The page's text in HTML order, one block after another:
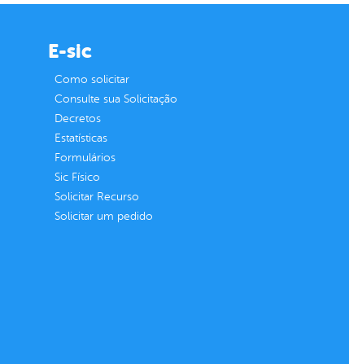
E-sic
Como solicitar
Consulte sua Solicitação
Decretos
Estatísticas
Formulários
Sic Físico
Solicitar Recurso
Solicitar um pedido